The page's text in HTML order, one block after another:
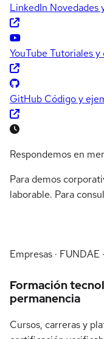
LinkedIn Novedades
YouTube Tutoriales y
GitHub Código y
Respondemos en
Para demos
laborable. Para
Empresas ·
Formación
permanencia
Cursos, carreras y